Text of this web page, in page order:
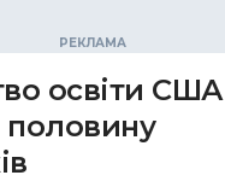
освіти США
половину